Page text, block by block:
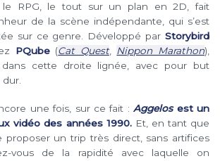
le RPG, le tout sur un plan en 2D, fait
de la scène indépendante, qui s’est
sur ce genre. Développé par Storybird
PQube(Cat Quest, Nippon Marathon),
cette droite lignée, avec pour but
une fois, sur ce fait :Aggelosest un
vidéo des années 1990.Et, en tant que
proposer un trip très direct, sans artifices
vous de la rapidité avec laquelle on